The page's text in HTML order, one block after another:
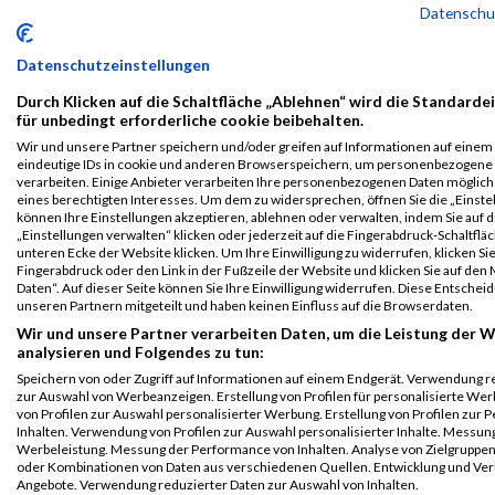
Nürnberg
Einzelwertung
Friedrich
Legende:
GPos = Geschlechter Position, KPos = Kategorie Position, TPos =
Team Position, DNS = Did not start, DNF = Did not finish, DQ =
Disqualifiziert
Datenschutzeinstellungen
Durch Klicken auf die Schaltfläche „Ablehnen“ wird die
für unbedingt erforderliche cookie beibehalten.
Wir und unsere Partner speichern und/oder greifen auf Informationen auf einem
eindeutige IDs in cookie und anderen Browserspeichern, um personenbezogene
verarbeiten. Einige Anbieter verarbeiten Ihre personenbezogenen Daten
eines berechtigten Interesses. Um dem zu widersprechen, öffnen Sie die
können Ihre Einstellungen akzeptieren, ablehnen oder verwalten, indem Sie auf
„Einstellungen verwalten“ klicken oder jederzeit auf die Fingerabdruck-
unteren Ecke der Website klicken. Um Ihre Einwilligung zu widerrufen, klicken
Fingerabdruck oder den Link in der Fußzeile der Website und klicken Sie auf den
Daten“. Auf dieser Seite können Sie Ihre Einwilligung widerrufen. Diese
unseren Partnern mitgeteilt und haben keinen Einfluss auf die Browserdaten.
Wir und unsere Partner verarbeiten Daten, um die Leistung der
analysieren und Folgendes zu tun:
Speichern von oder Zugriff auf Informationen auf einem Endgerät. Verwendung
zur Auswahl von Werbeanzeigen. Erstellung von Profilen für personalisierte
von Profilen zur Auswahl personalisierter Werbung. Erstellung von Profilen zur
Inhalten. Verwendung von Profilen zur Auswahl personalisierter Inhalte.
Werbeleistung. Messung der Performance von Inhalten. Analyse von
oder Kombinationen von Daten aus verschiedenen Quellen. Entwicklung und
Angebote. Verwendung reduzierter Daten zur Auswahl von Inhalten.